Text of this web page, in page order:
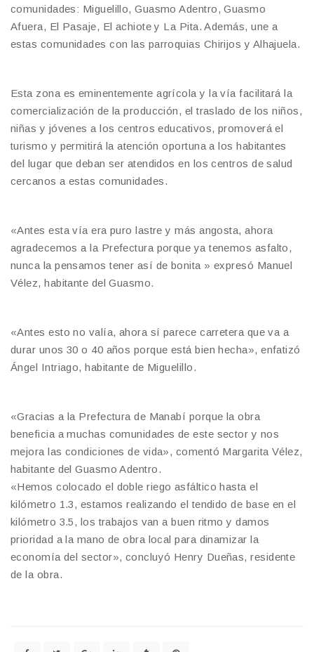
comunidades: Miguelillo, Guasmo Adentro, Guasmo
Afuera, El Pasaje, El achiote y La Pita. Además, une a
estas comunidades con las parroquias Chirijos y Alhajuela.
Esta zona es eminentemente agrícola y la vía facilitará la
comercialización de la producción, el traslado de los niños,
niñas y jóvenes a los centros educativos, promoverá el
turismo y permitirá la atención oportuna a los habitantes
del lugar que deban ser atendidos en los centros de salud
cercanos a estas comunidades.
«Antes esta vía era puro lastre y más angosta, ahora
agradecemos a la Prefectura porque ya tenemos asfalto,
nunca la pensamos tener así de bonita » expresó Manuel
Vélez, habitante del Guasmo.
«Antes esto no valía, ahora sí parece carretera que va a
durar unos 30 o 40 años porque está bien hecha», enfatizó
Ángel Intriago, habitante de Miguelillo.
«Gracias a la Prefectura de Manabí porque la obra
beneficia a muchas comunidades de este sector y nos
mejora las condiciones de vida», comentó Margarita Vélez,
habitante del Guasmo Adentro.
«Hemos colocado el doble riego asfáltico hasta el
kilómetro 1.3, estamos realizando el tendido de base en el
kilómetro 3.5, los trabajos van a buen ritmo y damos
prioridad a la mano de obra local para dinamizar la
economía del sector», concluyó Henry Dueñas, residente
de la obra.